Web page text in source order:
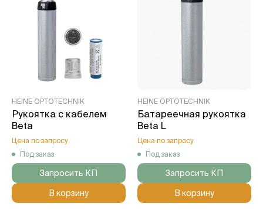
HEINE OPTOTECHNIK
Рукоятка с кабелем
Beta
Цена по запросу
Под заказ
Запросить КП
В корзину
HEINE OPTOTECHNIK
Батареечная рукоятка
Beta L
Цена по запросу
Под заказ
Запросить КП
В корзину